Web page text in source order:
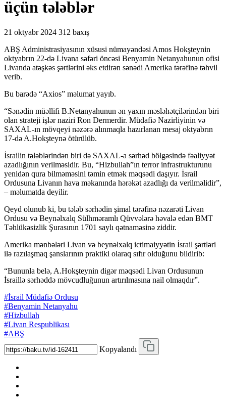
üçün tələblər
21 oktyabr 2024 312 baxış
ABŞ Administrasiyasının xüsusi nümayəndəsi Amos Hokşteynin
oktyabrın 22-də Livana səfəri öncəsi Benyamin Netanyahunun ofisi
Livanda atəşkəs şərtlərini əks etdirən sənədi Amerika tərəfinə təhvil
verib.
Bu barədə “Axios” məlumat yayıb.
“Sənədin müəllifi B.Netanyahunun ən yaxın məsləhətçilərindən biri
olan strateji işlər naziri Ron Dermerdir. Müdafiə Nazirliyinin və
SAXAL-ın mövqeyi nəzərə alınmaqla hazırlanan mesaj oktyabrın
17-də A.Hokşteynə ötürülüb.
İsrailin tələblərindən biri də SAXAL-a sərhəd bölgəsində fəaliyyət
azadlığının verilməsidir. Bu, “Hizbullah”ın terror infrastrukturunu
yenidən qura bilməməsini təmin etmək məqsədi daşıyır. İsrail
Ordusuna Livanın hava məkanında hərəkət azadlığı da verilməlidir”,
– məlumatda deyilir.
Qeyd olunub ki, bu tələb sərhədin şimal tərəfinə nəzarəti Livan
Ordusu və Beynəlxalq Sülhməramlı Qüvvələrə həvalə edən BMT
Təhlükəsizlik Şurasının 1701 saylı qətnaməsinə ziddir.
Amerika mənbələri Livan və beynəlxalq ictimaiyyətin İsrail şərtləri
ilə razılaşmaq şanslarının praktiki olaraq sıfır olduğunu bildirib:
“Bununla belə, A.Hokşteynin digər məqsədi Livan Ordusunun
İsraillə sərhəddə mövcudluğunun artırılmasına nail olmaqdır”.
#İsrail Müdafiə Ordusu
#Benyamin Netanyahu
#Hizbullah
#Livan Respublikası
#ABŞ
Kopyalandı